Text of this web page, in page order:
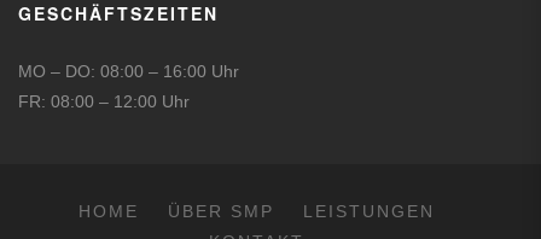
GESCHÄFTSZEITEN
MO – DO: 08:00 – 16:00 Uhr
FR: 08:00 – 12:00 Uhr
HOME ÜBER SMP
LEISTUNGEN